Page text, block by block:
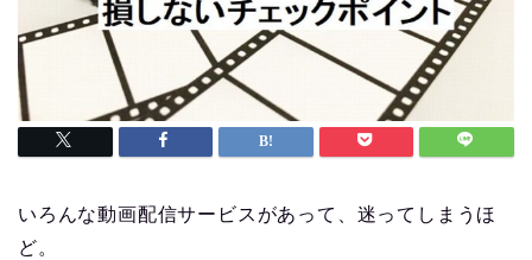
いろんな動画配信サービスがあって、迷ってしまうほ
ど。